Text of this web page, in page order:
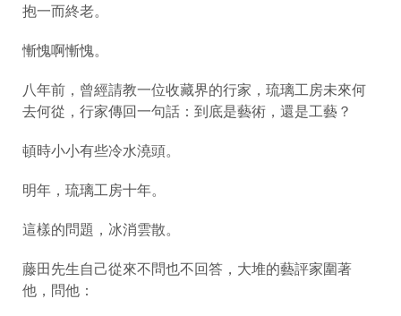
抱一而終老。
慚愧啊慚愧。
八年前，曾經請教一位收藏界的行家，琉璃工房未來何
去何從，行家傳回一句話：到底是藝術，還是工藝？
頓時小小有些冷水澆頭。
明年，琉璃工房十年。
這樣的問題，冰消雲散。
藤田先生自己從來不問也不回答，大堆的藝評家圍著
他，問他：